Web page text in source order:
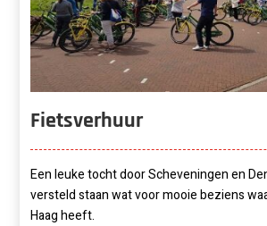
Fietsverhuur
Een leuke tocht door Scheveningen en
versteld staan wat voor mooie beziens
Haag heeft.